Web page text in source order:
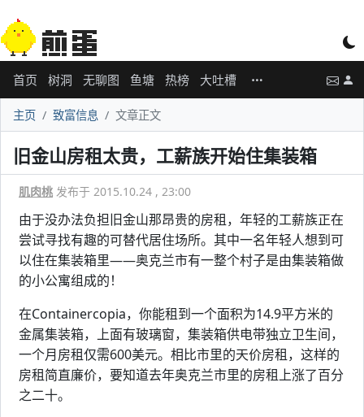
首页 树洞 无聊图 鱼塘 热榜 大吐槽
主页 致富信息 文章正文
旧金山房租太贵，工薪族开始住集装箱
肌肉桃 发布于 2015.10.24 , 23:00
由于没办法负担旧金山那昂贵的房租，年轻的工薪族正在
尝试寻找有趣的可替代居住场所。其中一名年轻人想到可
以住在集装箱里——奥克兰市有一整个村子是由集装箱做
的小公寓组成的！
在Containercopia，你能租到一个面积为14.9平方米的
金属集装箱，上面有玻璃窗，集装箱供电带独立卫生间，
一个月房租仅需600美元。相比市里的天价房租，这样的
房租简直廉价，要知道去年奥克兰市里的房租上涨了百分
之二十。